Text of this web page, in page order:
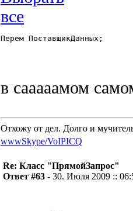
Перем ПоставщикДанных;
в сааааамом
Отхожу от дел. Долго и
wwwSkype/VoIPICQ
Re: Класс "ПрямойЗапрос"
Ответ #63 - 30. Июля 2009 ::